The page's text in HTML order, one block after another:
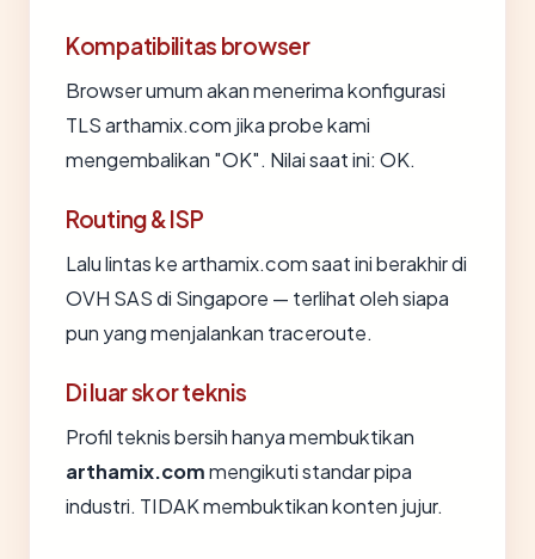
Kompatibilitas browser
Browser umum akan menerima konfigurasi
TLS arthamix.com jika probe kami
mengembalikan "OK". Nilai saat ini: OK.
Routing & ISP
Lalu lintas ke arthamix.com saat ini berakhir di
OVH SAS di Singapore — terlihat oleh siapa
pun yang menjalankan traceroute.
Di luar skor teknis
Profil teknis bersih hanya membuktikan
arthamix.commengikuti standar pipa
industri. TIDAK membuktikan konten jujur.